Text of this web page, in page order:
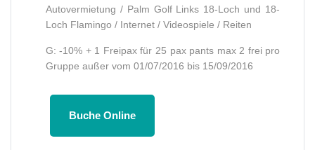
Autovermietung / Palm Golf Links 18-Loch und 18-
Loch Flamingo / Internet / Videospiele / Reiten
G: -10% + 1 Freipax für 25 pax pants max 2 frei pro
Gruppe außer vom 01/07/2016 bis 15/09/2016
Buche Online